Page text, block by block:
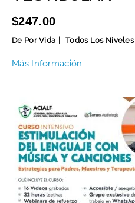
$247.00
De Por Vida Todos Los Niveles
Más Información